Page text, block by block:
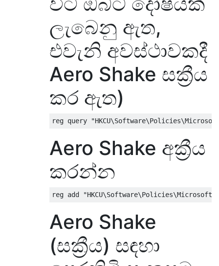
ලැබෙනු ඇත,
එවැනි අවස්ථාවකදී
Aero Shake සක්‍රීය
කර ඇත)
Aero Shake අක්‍රීය
කරන්න
Aero Shake
(සක්‍රීය) සඳහා